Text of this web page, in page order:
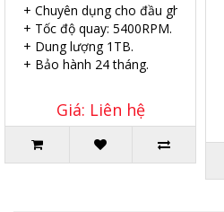
+ Chuyên dụng cho đầu ghi.
+ Tốc độ quay: 5400RPM.
+ Dung lượng 1TB.
+ Bảo hành 24 tháng.
Giá: Liên hệ